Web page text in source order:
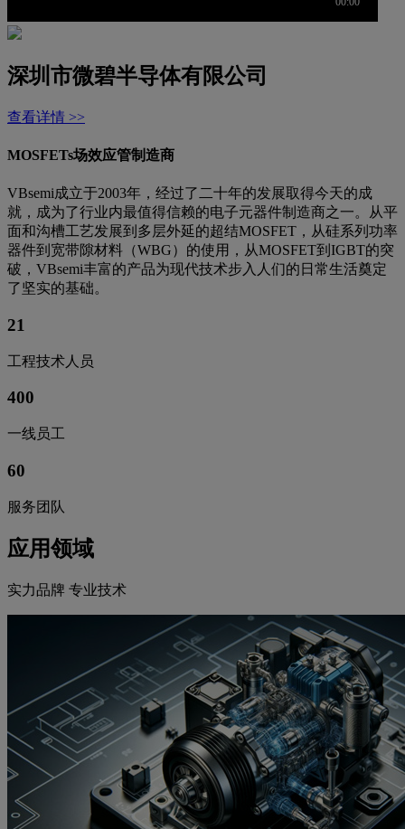
深圳市微碧半导体有限公司
查看详情 >>
MOSFETs场效应管制造商
VBsemi成立于2003年，经过了二十年的发展取得今天的成
就，成为了行业内最值得信赖的电子元器件制造商之一。从平
面和沟槽工艺发展到多层外延的超结MOSFET，从硅系列功率
器件到宽带隙材料（WBG）的使用，从MOSFET到IGBT的突
破，VBsemi丰富的产品为现代技术步入人们的日常生活奠定
了坚实的基础。
21
工程技术人员
400
一线员工
60
服务团队
应用领域
实力品牌 专业技术